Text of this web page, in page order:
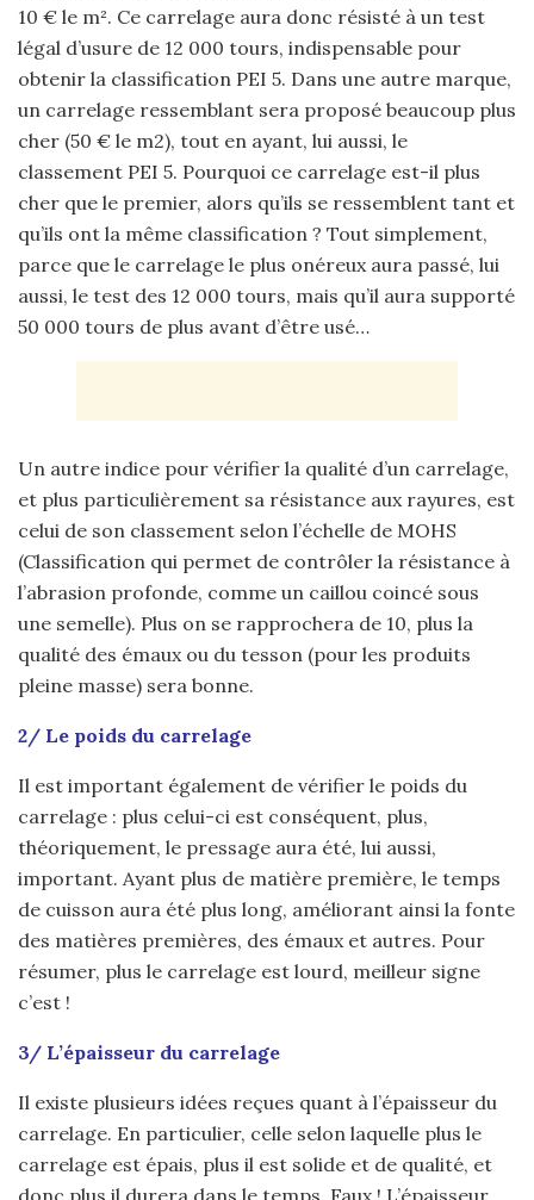
10 € le m². Ce carrelage aura donc résisté à un test
légal d’usure de 12 000 tours, indispensable pour
obtenir la classification PEI 5. Dans une autre marque,
un carrelage ressemblant sera proposé beaucoup plus
cher (50 € le m2), tout en ayant, lui aussi, le
classement PEI 5. Pourquoi ce carrelage est-il plus
cher que le premier, alors qu’ils se ressemblent tant et
qu’ils ont la même classification ? Tout simplement,
parce que le carrelage le plus onéreux aura passé, lui
aussi, le test des 12 000 tours, mais qu’il aura supporté
50 000 tours de plus avant d’être usé…
Un autre indice pour vérifier la qualité d’un carrelage,
et plus particulièrement sa résistance aux rayures, est
celui de son classement selon l’échelle de MOHS
(Classification qui permet de contrôler la résistance à
l’abrasion profonde, comme un caillou coincé sous
une semelle). Plus on se rapprochera de 10, plus la
qualité des émaux ou du tesson (pour les produits
pleine masse) sera bonne.
2/ Le poids du carrelage
Il est important également de vérifier le poids du
carrelage : plus celui-ci est conséquent, plus,
théoriquement, le pressage aura été, lui aussi,
important. Ayant plus de matière première, le temps
de cuisson aura été plus long, améliorant ainsi la fonte
des matières premières, des émaux et autres. Pour
résumer, plus le carrelage est lourd, meilleur signe
c’est !
3/ L’épaisseur du carrelage
Il existe plusieurs idées reçues quant à l’épaisseur du
carrelage. En particulier, celle selon laquelle plus le
carrelage est épais, plus il est solide et de qualité, et